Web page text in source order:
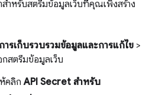
ำหรับสตรีมข้อมูลเว็บที่คุณเพิ่งสร้าง
การเก็บรวบรวมข้อมูลและการแก้ไข >
กสตรีมข้อมูลเว็บ
คลิกAPI Secret สำหรับ